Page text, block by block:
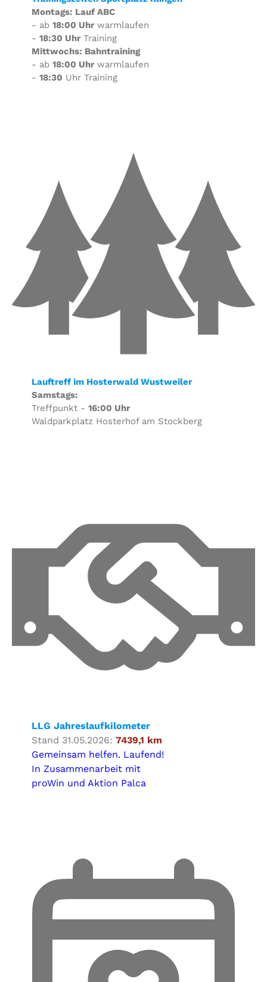
Montags: Lauf ABC
- ab 18:00 Uhrwarmlaufen
- 18:30 UhrTraining
Mittwochs: Bahntraining
- ab 18:00 Uhrwarmlaufen
- 18:30 Uhr Training
Lauftreff im Hosterwald Wustweiler
Samstags:
Treffpunkt - 16:00 Uhr
Waldparkplatz Hosterhof am Stockberg
LLG Jahreslaufkilometer
Stand 31.05.2026: 7439,1 km
Gemeinsam helfen. Laufend!
In Zusammenarbeit mit
proWin und Aktion Palca